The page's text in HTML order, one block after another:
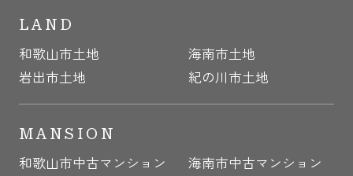
LAND
和歌山市土地
海南市土地
岩出市土地
紀の川市土地
MANSION
和歌山市中古マンション
海南市中古マンション